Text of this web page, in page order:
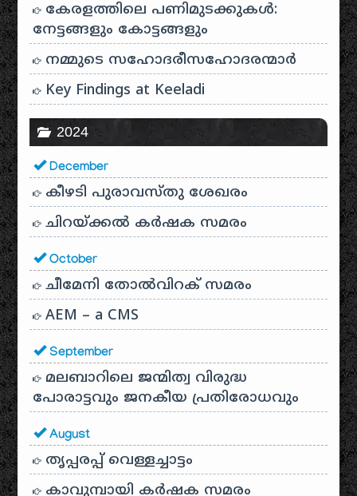
കേരളത്തിലെ പണിമുടക്കുകൾ:
നേട്ടങ്ങളും കോട്ടങ്ങളും
നമ്മുടെ സഹോദരീസഹോദരന്മാർ
Key Findings at Keeladi
2024
December
കീഴടി പുരാവസ്തു ശേഖരം
ചിറയ്ക്കൽ കർഷക സമരം
October
ചീമേനി തോൽവിറക് സമരം
AEM – a CMS
September
മലബാറിലെ ജന്മിത്വ വിരുദ്ധ
പോരാട്ടവും ജനകീയ പ്രതിരോധവും
August
തൃപ്പരപ്പ് വെള്ളച്ചാട്ടം
കാവുമ്പായി കർഷക സമരം